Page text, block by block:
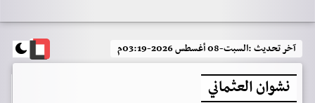
آخر تحديث :السبت-08 أغسطس 2026-03:19م
نشوان العثماني